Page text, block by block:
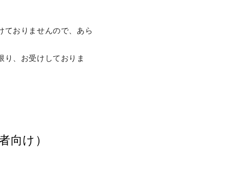
ておりませんので、あら
り、お受けしておりま
向け）